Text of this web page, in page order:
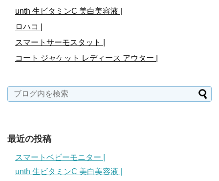
unth 生ビタミンC 美白美容液 |
ロハコ |
スマートサーモスタット |
コート ジャケット レディース アウター |
最近の投稿
スマートベビーモニター |
unth 生ビタミンC 美白美容液 |